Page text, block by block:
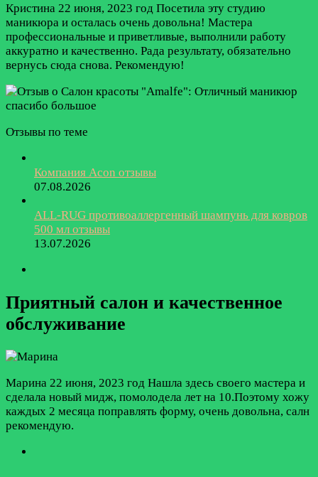
Кристина 22 июня, 2023 год Посетила эту студию
маникюра и осталась очень довольна! Мастера
профессиональные и приветливые, выполнили работу
аккуратно и качественно. Рада результату, обязательно
вернусь сюда снова. Рекомендую!
Отзывы по теме
Компания Acon отзывы
07.08.2026
ALL-RUG противоаллергенный шампунь для ковров
500 мл отзывы
13.07.2026
Приятный салон и качественное
обслуживание
Марина 22 июня, 2023 год Нашла здесь своего мастера и
сделала новый мидж, помолодела лет на 10.Поэтому хожу
каждых 2 месяца поправлять форму, очень довольна, салн
рекомендую.